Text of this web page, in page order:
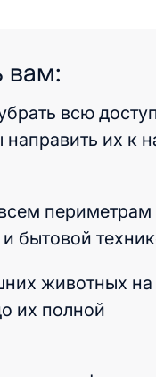
вам:
всю
направить их к
периметрам
бытовой
животных на
их полной